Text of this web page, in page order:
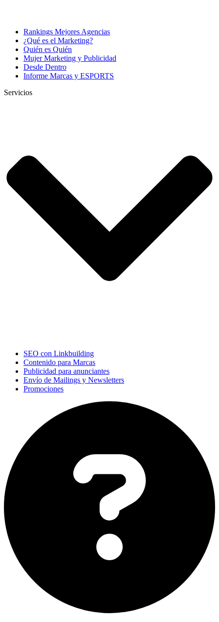
Rankings Mejores Agencias
¿Qué es el Marketing?
Quién es Quién
Mujer Marketing y Publicidad
Desde Dentro
Informe Marcas y ESPORTS
Servicios
SEO con Linkbuilding
Contenido para Marcas
Publicidad para anunciantes
Envío de Mailings y Newsletters
Promociones